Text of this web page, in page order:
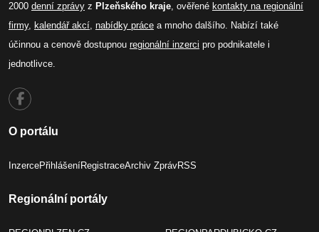
2000 denní zprávy z Plzeňského kraje, ověřené kontakty na regionální
firmy, kalendář akcí, nabídky práce a mnoho dalšího. Nabízí také
účinnou a cenově dostupnou regionální inzerci pro podnikatele i
jednotlivce.
O portálu
InzercePřihlášeníRegistraceArchiv ZprávRSS
Regionální portály